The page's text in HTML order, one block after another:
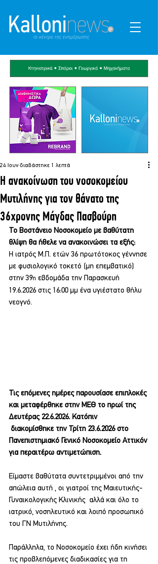
Η ανακοίνωση του νοσοκομείου
Μυτιλήνης για τον θάνατο της
36χρονης Μάγδας Πασβούρη
24 Ιουν διαβάστηκε 1 λεπτά
Το Βοστάνειο Νοσοκομείο με βαθύτατη
θλίψη θα ήθελε να ανακοινώσει τα εξής:
Η ιατρός Μ.Π. ετών 36 πρωτότοκος γέννησε
με φυσιολογικό τοκετό (μη επεμβατικό)
στην 39η εβδομάδα την Παρασκευή
19.6.2026 στις 16:00 μμ ένα υγιέστατο θήλυ
νεογνό.
Τις επόμενες ημέρες παρουσίασε επιπλοκές
και μεταφέρθηκε στην ΜΕΘ το πρωί της
Δευτέρας 22.6.2026. Κατόπιν
Πανεπιστημιακό Γενικό Νοσοκομείο Αττικόν
για περαιτέρω αντιμετώπιση.
Είμαστε βαθύτατα συντετριμμένοι από την
απώλεια αυτή , οι γιατροί της Μαιευτικής-
Γυναικολογικής Κλινικής  αλλά και όλο το
ιατρικό, νοσηλευτικό και λοιπό προσωπικό
του ΓΝ Μυτιλήνης.
Παράλληλα, το Νοσοκομείο έχει ήδη κινήσει
τις προβλεπόμενες διαδικασίες για τη